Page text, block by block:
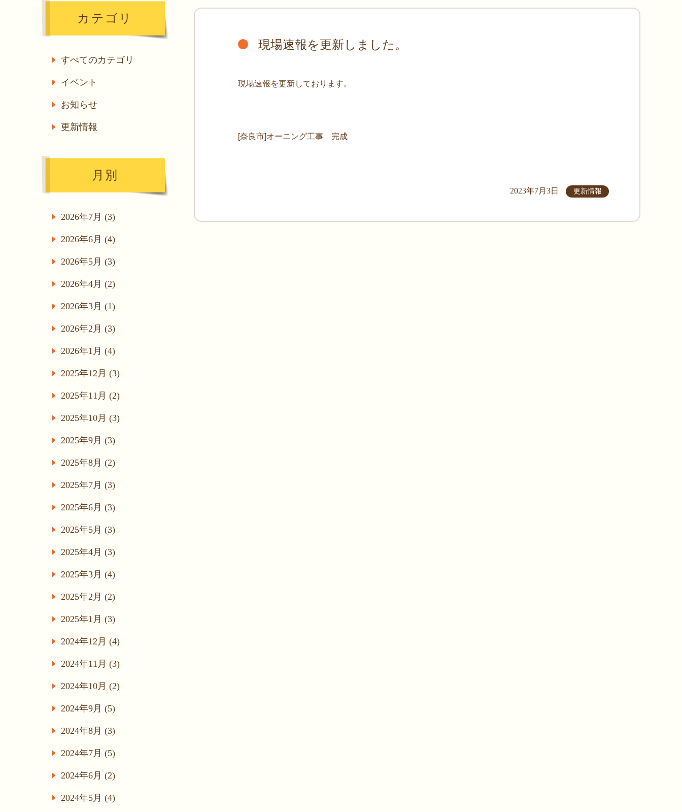
現場速報を更新しました。
現場速報を更新しております。
[奈良市]オーニング工事 完成
2023年7月3日 更新情報
カテゴリ
すべてのカテゴリ
イベント
お知らせ
更新情報
月別
2026年7月 (3)
2026年6月 (4)
2026年5月 (3)
2026年4月 (2)
2026年3月 (1)
2026年2月 (3)
2026年1月 (4)
2025年12月 (3)
2025年11月 (2)
2025年10月 (3)
2025年9月 (3)
2025年8月 (2)
2025年7月 (3)
2025年6月 (3)
2025年5月 (3)
2025年4月 (3)
2025年3月 (4)
2025年2月 (2)
2025年1月 (3)
2024年12月 (4)
2024年11月 (3)
2024年10月 (2)
2024年9月 (5)
2024年8月 (3)
2024年7月 (5)
2024年6月 (2)
2024年5月 (4)